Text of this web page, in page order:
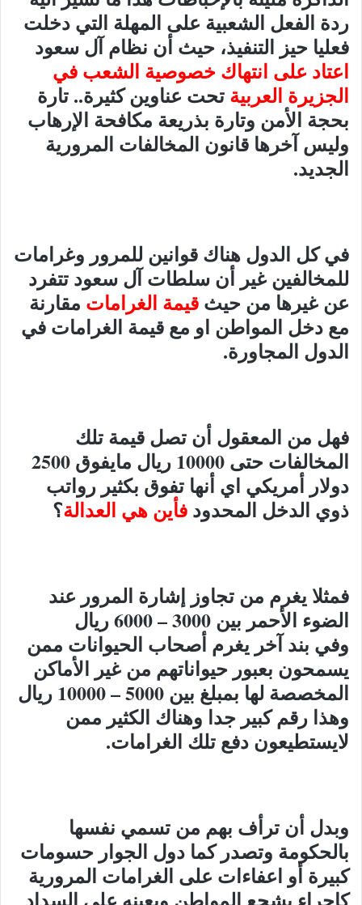
ردة الفعل الشعبية على المهلة التي دخلت
فعليا حيز التنفيذ، حيث أن نظام آل سعود
اعتاد على انتهاك خصوصية الشعب في
الجزيرة العربية تحت عناوين كثيرة.. تارة
بحجة الأمن وتارة بذريعة مكافحة الإرهاب
وليس آخرها قانون المخالفات المرورية
الجديد.
في كل الدول هناك قوانين للمرور وغرامات
للمخالفين غير أن سلطات آل سعود تتفرد
عن غيرها من حيث قيمة الغرامات مقارنة
مع دخل المواطن او مع قيمة الغرامات في
الدول المجاورة.
فهل من المعقول أن تصل قيمة تلك
المخالفات حتى 10000 ريال مايفوق 2500
دولار أمريكي اي أنها تفوق بكثير رواتب
ذوي الدخل المحدود فأين هي العدالة؟
فمثلا يغرم من تجاوز إشارة المرور عند
الضوء الأحمر بين 3000 – 6000 ريال
وفي بند آخر يغرم أصحاب الحيوانات ممن
يسمحون بعبور حيواناتهم من غير الأماكن
المخصصة لها بمبلغ بين 5000 – 10000 ريال
وهذا رقم كبير جدا وهناك الكثير ممن
لايستطيعون دفع تلك الغرامات.
وبدل أن ترأف بهم من تسمي نفسها
بالحكومة وتصدر كما دول الجوار حسومات
كبيرة أو اعفاءات على الغرامات المرورية